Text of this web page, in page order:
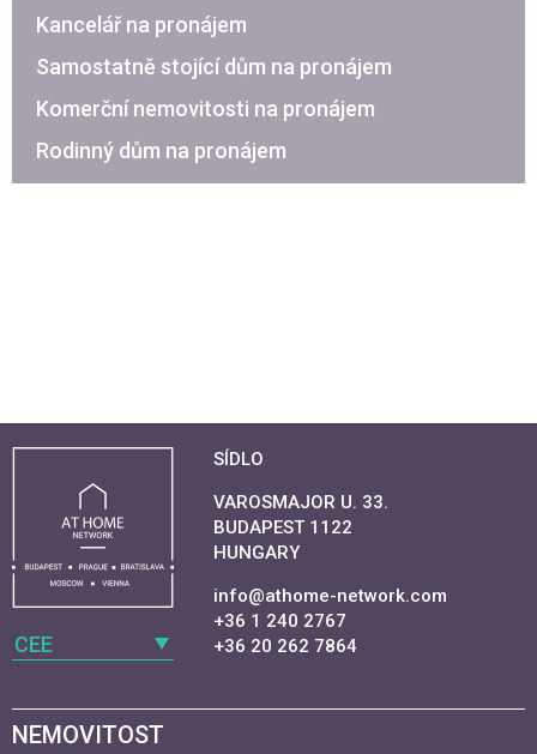
Kancelář na pronájem
Samostatně stojící dům na pronájem
Komerční nemovitosti na pronájem
Rodinný dům na pronájem
CEE
SÍDLO
VAROSMAJOR U. 33.
BUDAPEST 1122
HUNGARY
info@athome-network.com
+36 1 240 2767
+36 20 262 7864
NEMOVITOST